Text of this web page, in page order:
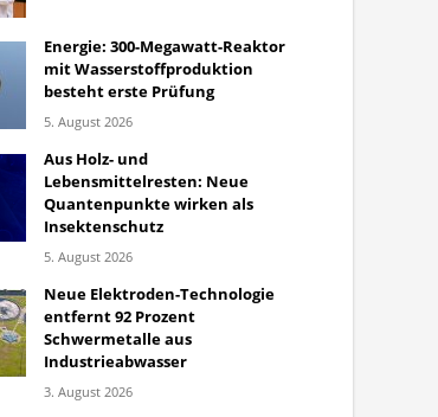
Energie: 300-Megawatt-Reaktor
mit Wasserstoffproduktion
besteht erste Prüfung
5. August 2026
Aus Holz- und
Lebensmittelresten: Neue
Quantenpunkte wirken als
Insektenschutz
5. August 2026
Neue Elektroden-Technologie
entfernt 92 Prozent
Schwermetalle aus
Industrieabwasser
3. August 2026